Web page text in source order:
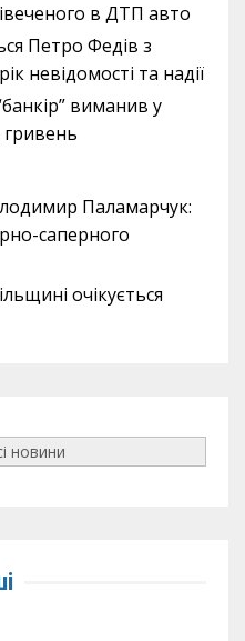
в ДТП авто
Петро Федів з
невідомості та надії
виманив у
гривень
Паламарчук:
саперного
очікується
новини